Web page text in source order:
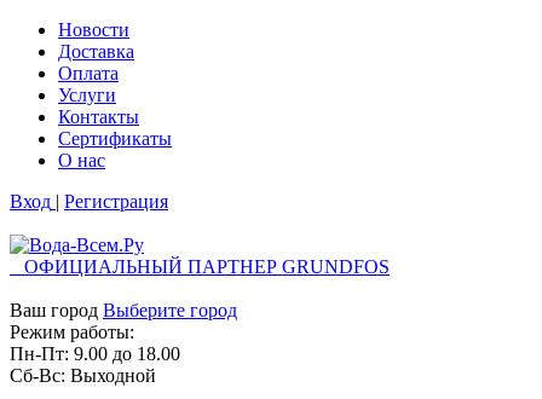
Новости
Доставка
Оплата
Услуги
Контакты
Cертификаты
О нас
Вход | Регистрация
ОФИЦИАЛЬНЫЙ ПАРТНЕР GRUNDFOS
Ваш город Выберите город
Режим работы:
Пн-Пт: 9.00 до 18.00
Сб-Вс: Выходной